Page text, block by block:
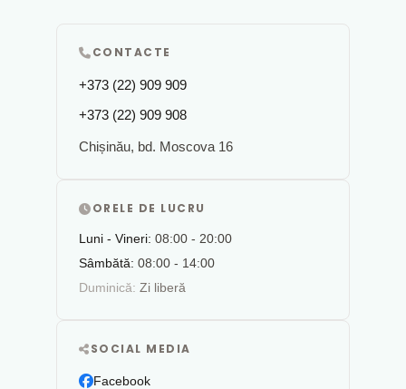
CONTACTE
+373 (22) 909 909
+373 (22) 909 908
Chișinău, bd. Moscova 16
ORELE DE LUCRU
Luni - Vineri: 08:00 - 20:00
Sâmbătă: 08:00 - 14:00
Duminică: Zi liberă
SOCIAL MEDIA
Facebook